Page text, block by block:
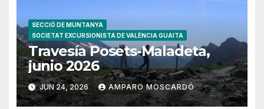
SECCIÓ DE MUNTANYA
SOCIETAT EXCURSIONISTA DE VALÈNCIA GUAITA
Travesía Posets-Maladeta,
junio 2026
JUN 24, 2026 AMPARO MOSCARDÓ